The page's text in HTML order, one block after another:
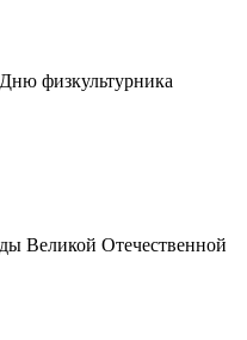
физкультурника
Великой Отечественной